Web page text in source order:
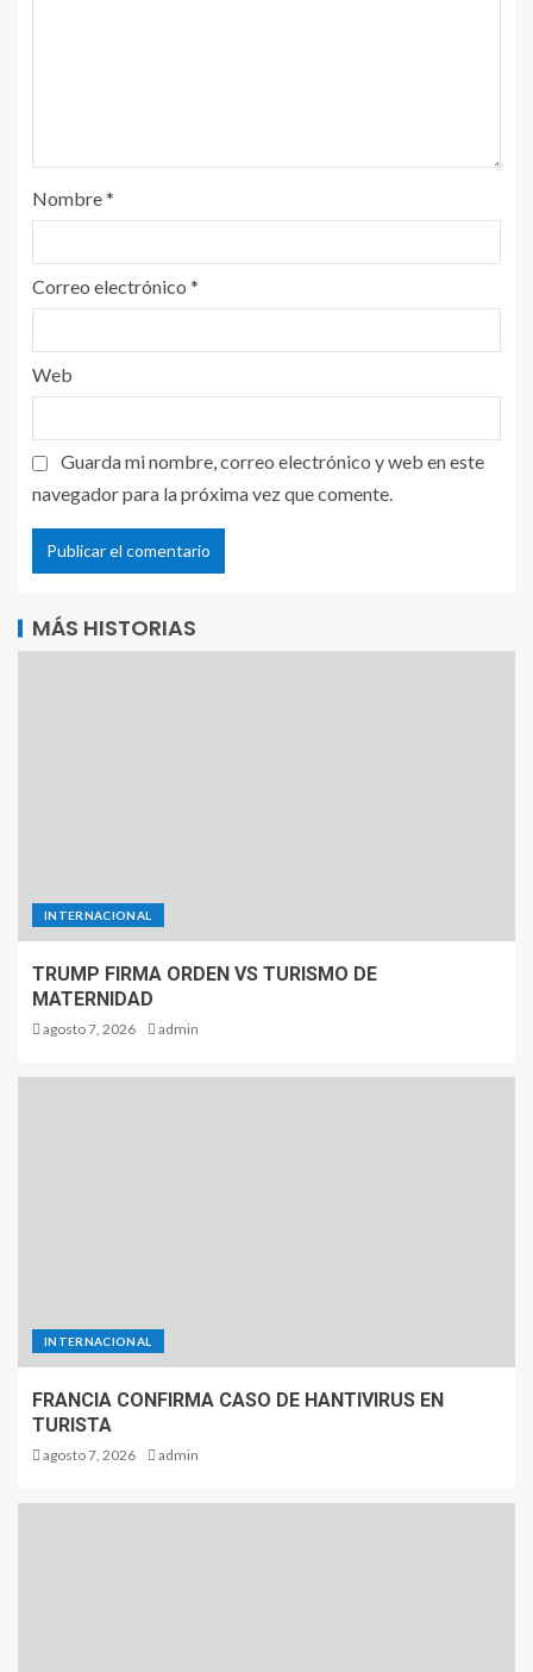
Nombre*
Correo electrónico *
Web
Guarda mi nombre, correo electrónico y web en este
navegador para la próxima vez que comente.
MÁS HISTORIAS
INTERNACIONAL
TRUMP FIRMA ORDEN VS TURISMO DE
MATERNIDAD
agosto 7, 2026 admin
INTERNACIONAL
FRANCIA CONFIRMA CASO DE HANTIVIRUS EN
TURISTA
agosto 7, 2026 admin